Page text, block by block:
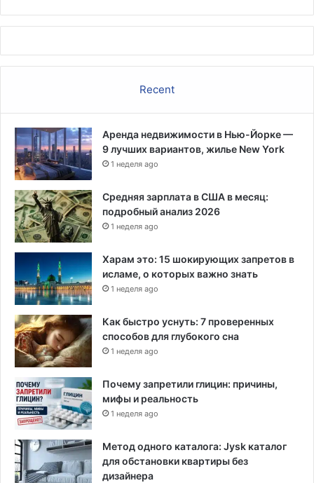
Recent
Аренда недвижимости в Нью-Йорке —
9 лучших вариантов, жилье New York
1 неделя ago
Средняя зарплата в США в месяц:
подробный анализ 2026
1 неделя ago
Харам это: 15 шокирующих запретов в
исламе, о которых важно знать
1 неделя ago
Как быстро уснуть: 7 проверенных
способов для глубокого сна
1 неделя ago
Почему запретили глицин: причины,
мифы и реальность
1 неделя ago
Метод одного каталога: Jysk каталог
для обстановки квартиры без
дизайнера